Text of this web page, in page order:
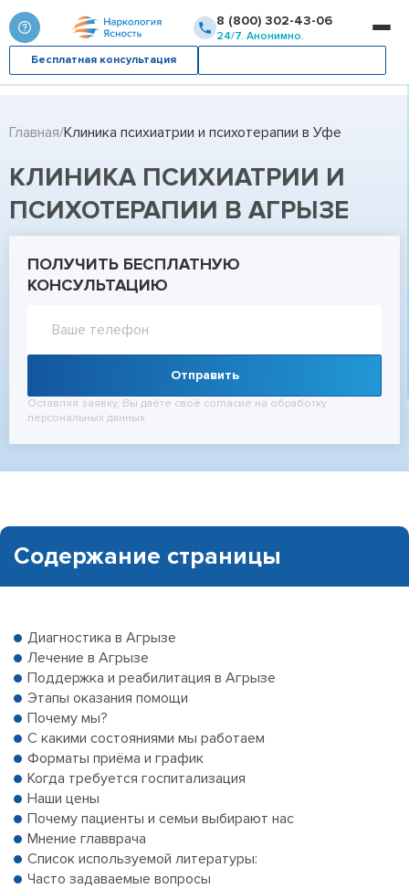
8 (800) 302-43-06
24/7. Анонимно.
Бесплатная консультация
Главная Клиника психиатрии и психотерапии в Уфе
КЛИНИКА ПСИХИАТРИИ И
ПСИХОТЕРАПИИ В АГРЫЗЕ
ПОЛУЧИТЬ БЕСПЛАТНУЮ
КОНСУЛЬТАЦИЮ
Отправить
Оставляя заявку, Вы даёте своё согласие на обработку
персональных данных
Содержание страницы
Диагностика в Агрызе
Лечение в Агрызе
Поддержка и реабилитация в Агрызе
Этапы оказания помощи
Почему мы?
С какими состояниями мы работаем
Форматы приёма и график
Когда требуется госпитализация
Наши цены
Почему пациенты и семьи выбирают нас
Мнение главврача
Список используемой литературы:
Часто задаваемые вопросы